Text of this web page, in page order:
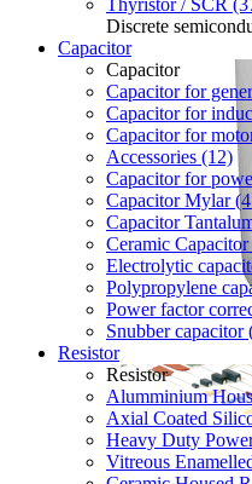
Thyristor / SCR
Discrete
Capacitor
Capacitor
Capacitor for
Capacitor for
Capacitor for
Accessories (12)
Capacitor for
Capacitor Mylar
Capacitor
Ceramic
Electrolytic
Polypropylene
Power factor
Snubber capacitor
Resistor
Resistor
Alumminium
Axial Coated
Heavy Duty
Vitreous